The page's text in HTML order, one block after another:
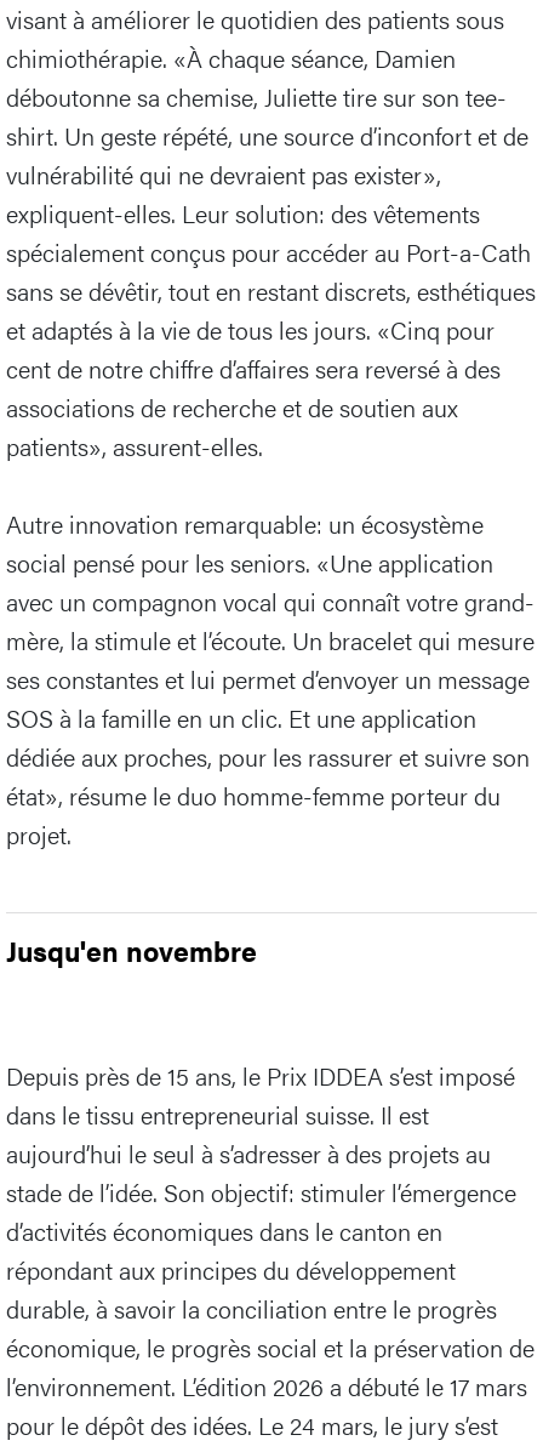
visant à améliorer le quotidien des patients sous
chimiothérapie. «À chaque séance, Damien
déboutonne sa chemise, Juliette tire sur son tee-
shirt. Un geste répété, une source d’inconfort et de
vulnérabilité qui ne devraient pas exister»,
expliquent-elles. Leur solution: des vêtements
spécialement conçus pour accéder au Port-a-Cath
sans se dévêtir, tout en restant discrets, esthétiques
et adaptés à la vie de tous les jours. «Cinq pour
cent de notre chiffre d’affaires sera reversé à des
associations de recherche et de soutien aux
patients», assurent-elles.
Autre innovation remarquable: un écosystème
social pensé pour les seniors. «Une application
avec un compagnon vocal qui connaît votre grand-
mère, la stimule et l’écoute. Un bracelet qui mesure
ses constantes et lui permet d’envoyer un message
SOS à la famille en un clic. Et une application
dédiée aux proches, pour les rassurer et suivre son
état», résume le duo homme-femme porteur du
projet.
Jusqu'en novembre
Depuis près de 15 ans, le Prix IDDEA s’est imposé
dans le tissu entrepreneurial suisse. Il est
aujourd’hui le seul à s’adresser à des projets au
stade de l’idée. Son objectif: stimuler l’émergence
d’activités économiques dans le canton en
répondant aux principes du développement
durable, à savoir la conciliation entre le progrès
économique, le progrès social et la préservation de
l’environnement. L’édition 2026 a débuté le 17 mars
pour le dépôt des idées. Le 24 mars, le jury s’est